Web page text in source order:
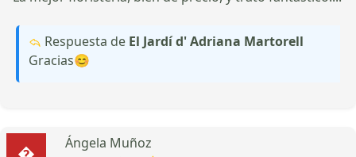
Respuesta de El Jardí d' Adriana Martorell
Gracias😊
Ángela Muñoz